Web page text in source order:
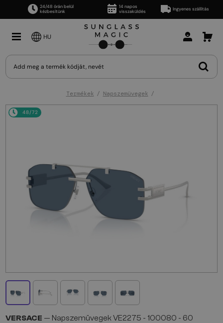
24/48 órán belül
kézbesítünk
14 napos
visszaküldés
Ingyenes szállítás
HU
Termékek Napszemüvegek
48/72
VERSACE — Napszemüvegek VE2275 - ​100080 - ​60